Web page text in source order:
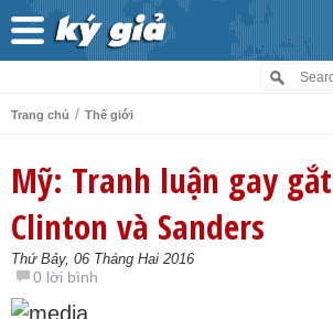
Trang chủ / Thế giới
Mỹ: Tranh luận gay
Clinton và Sanders
Thứ Bảy, 06 Tháng Hai 2016
0 lời bình